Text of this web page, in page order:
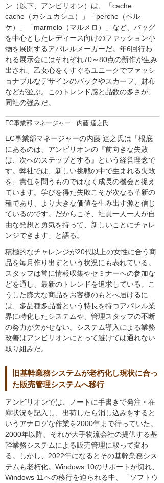
EC事業部 マネージャー 内藤 達之氏
ン（以下、アンビリオン）は、「cache
cache（カシュカシュ）」「perche（ペル
ケ）」「marmelo（マルメロ）」など、バッグ
を中心としたレディース向けのファッション小
物を展開するアパレルメーカーだ。年6回行わ
れる展示会にはそれぞれ70～80点の新作が生み
出され、乙女心をくすぐるユニークでファッシ
ョナブルなデザインのバックやスカーフ、財布
などが並ぶ。このトレンド感と品数の多さが、
同社の強みだ。
EC事業部マネージャーの内藤 達之氏は「根底
にあるのは、アンビリオンの『前向きな失敗
は、次へのステップとする』という経営理念で
す。弊社では、新しい挑戦の中で生まれる失敗
を、責任を問うものではなく成長の機会と捉え
ています。学びを得た失敗こそが次なる革新の
種であり、より大きな価値を生み出す源と信じ
ているのです。だからこそ、社員一人一人が自
由な発想と勇気を持って、新しいことにチャレ
ンジできます」と語る。
積極的なチャレンジが20代以上の女性に合う商
品を毎月作り出すという状況にも表れている。
スタッフは常に情報収集やセミナーへの参加な
どを通し、最新のトレンドを追求している。こ
うした膨大な商品をお客様のもとへ届けるに
は、多品種多品番という特長を持つアパレル業
界に特化したシステムや、管理スタッフの不断
の努力が欠かせない。システム導入による業務
改善はアンビリオンにとって避けては通れない
取り組みだ。
旧基幹業務システムが老朽化し現状に合っ
た販売管理システムへ移行
アンビリオンでは、ノートに手書きで発注・在
庫状況を記入し、出荷したら消し込みをすると
いうアナログな作業を2000年まで行っていた。
2000年以降、それが大手物流会社の提供する基
幹業務システムによる販売管理に取って変わ
る。しかし、2022年になるとその基幹業務シス
テムも老朽化。Windows 10のサポートが切れ、
Windows 11への移行を迫られる中、「ソフトウ